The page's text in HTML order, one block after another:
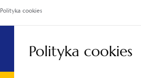
Polityka cookies
Polityka cookies